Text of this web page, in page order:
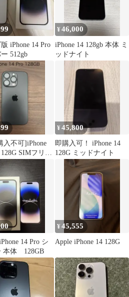
iPhone 14 Pro
512gb
¥46,000
iPhone 14 128gb 本体 ミ
ッドナイト
入不可]iPhone
128G SIMフリー
¥45,800
即購入可！ iPhone 14
128G ミッドナイト
14 Pro シ
本体 128GB
¥45,555
Apple iPhone 14 128G